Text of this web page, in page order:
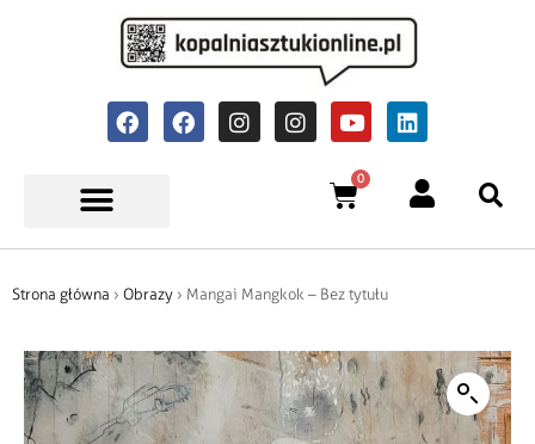
0
Strona główna › Obrazy › Mangai Mangkok – Bez tytułu